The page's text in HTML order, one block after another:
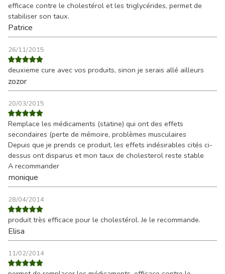
efficace contre le cholestérol et les triglycérides, permet de
stabiliser son taux.
Patrice
26/11/2015
deuxieme cure avec vos produits, sinon je serais allé ailleurs
zozor
20/03/2015
Remplace les médicaments (statine) qui ont des effets
secondaires (perte de mémoire, problèmes musculaires
Depuis que je prends ce produit, les effets indésirables cités ci-
dessus ont disparus et mon taux de cholesterol reste stable
A recommander
monique
28/04/2014
produit très efficace pour le cholestérol. Je le recommande.
Elisa
11/02/2014